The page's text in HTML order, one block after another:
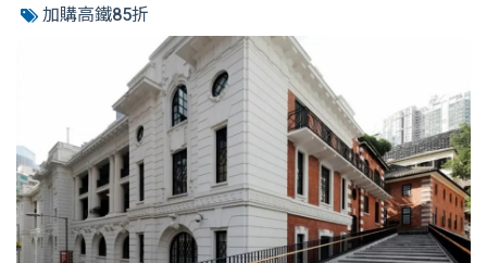
加購高鐵85折